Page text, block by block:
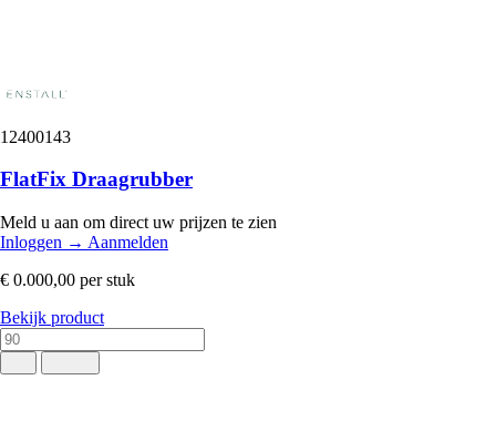
12400143
FlatFix Draagrubber
Meld u aan om direct uw prijzen te zien
Inloggen → Aanmelden
€ 0.000,00 per stuk
Bekijk product